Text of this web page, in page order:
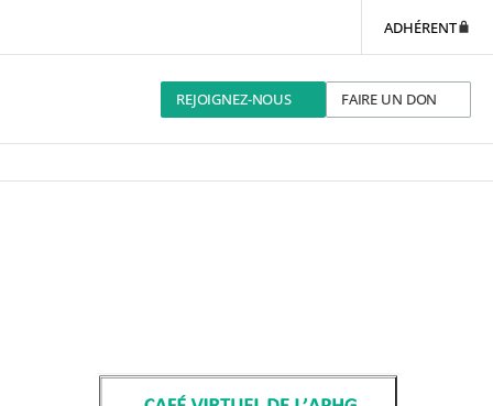
ADHÉRENT
REJOIGNEZ-NOUS FAIRE UN DON